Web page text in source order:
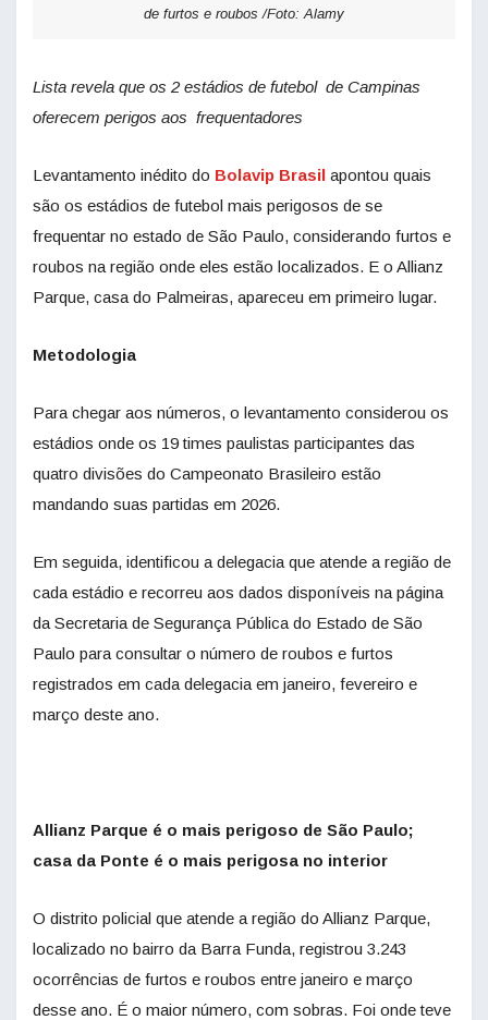
de furtos e roubos /Foto: Alamy
Lista revela que os 2 estádios de futebol de Campinas
oferecem perigos aos frequentadores
Levantamento inédito do Bolavip Brasil apontou quais
são os estádios de futebol mais perigosos de se
frequentar no estado de São Paulo, considerando furtos e
roubos na região onde eles estão localizados. E o Allianz
Parque, casa do Palmeiras, apareceu em primeiro lugar.
Metodologia
Para chegar aos números, o levantamento considerou os
estádios onde os 19 times paulistas participantes das
quatro divisões do Campeonato Brasileiro estão
mandando suas partidas em 2026.
Em seguida, identificou a delegacia que atende a região de
cada estádio e recorreu aos dados disponíveis na página
da Secretaria de Segurança Pública do Estado de São
Paulo para consultar o número de roubos e furtos
registrados em cada delegacia em janeiro, fevereiro e
março deste ano.
Allianz Parque é o mais perigoso de São Paulo;
casa da Ponte é o mais perigosa no interior
O distrito policial que atende a região do Allianz Parque,
localizado no bairro da Barra Funda, registrou 3.243
ocorrências de furtos e roubos entre janeiro e março
desse ano. É o maior número, com sobras. Foi onde teve